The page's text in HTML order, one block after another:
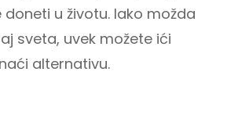
u životu. Iako možda
sveta, uvek možete ići
alternativu.